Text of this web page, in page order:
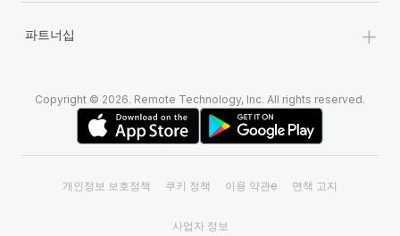
파트너십 +
Copyright © 2026. Remote Technology, Inc. All rights reserved.
개인정보 보호정책 쿠키 정책 이용 약관e 면책 고지
사업자 정보